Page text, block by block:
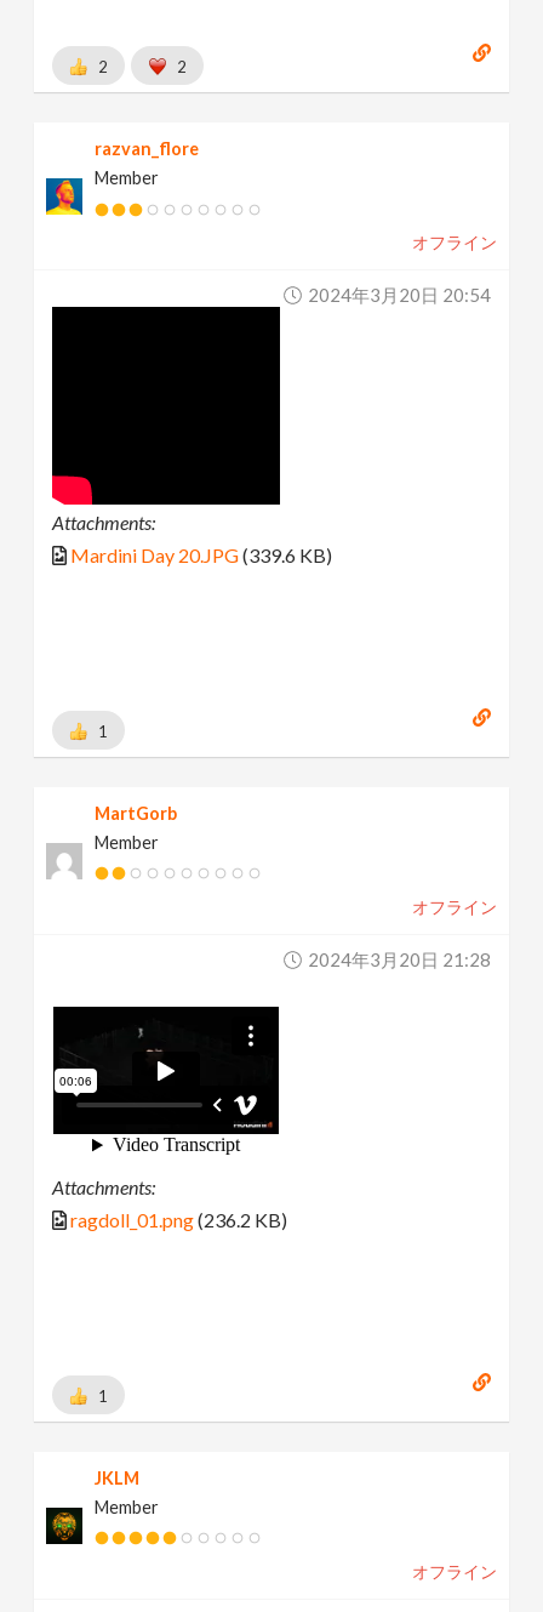
2 2
razvan_flore
Member
オフライン
2024年3月20日 20:54
Attachments:
Mardini Day 20.JPG(339.6 KB)
1
MartGorb
Member
オフライン
2024年3月20日 21:28
Attachments:
ragdoll_01.png(236.2 KB)
1
JKLM
Member
オフライン